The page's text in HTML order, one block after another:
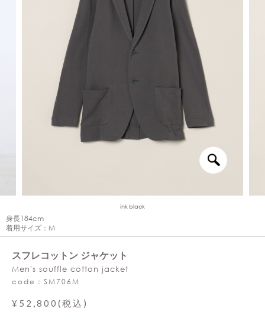
ink black
身長184cm
着用サイズ：M
スフレコットン ジャケット
Men's souffle cotton jacket
code：SM706M
¥52,800(税込)